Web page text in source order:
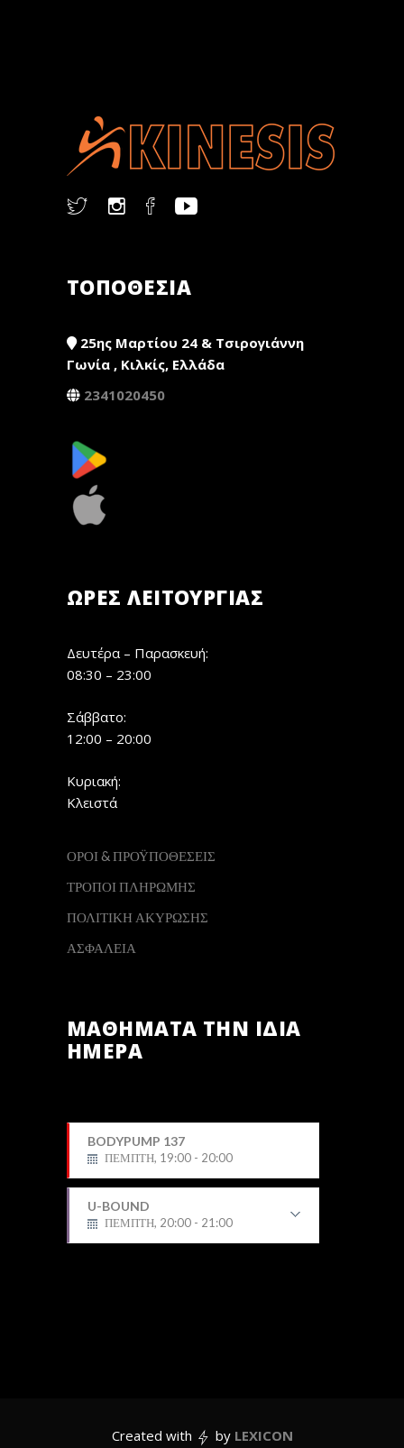
ΤΟΠΟΘΕΣΙΑ
25ης Μαρτίου 24 & Τσιρογιάννη
Γωνία , Κιλκίς, Ελλάδα
2341020450
ΏΡΕΣ ΛΕΙΤΟΥΡΓΊΑΣ
Δευτέρα – Παρασκευή:
08:30 – 23:00
Σάββατο:
12:00 – 20:00
Κυριακή:
Κλειστά
ΟΡΟΙ & ΠΡΟΫΠΟΘΕΣΕΙΣ
ΤΡΟΠΟΙ ΠΛΗΡΩΜΗΣ
ΠΟΛΙΤΙΚΗ ΑΚΥΡΩΣΗΣ
ΑΣΦΑΛΕΙΑ
ΜΑΘΗΜΑΤΑ ΤΗΝ ΙΔΙΑ
ΗΜΕΡΑ
BODYPUMP 137
ΠΕΜΠΤΗ, 19:00 - 20:00
U-BOUND
ΠΕΜΠΤΗ, 20:00 - 21:00
Φίλιππος
Created with by LEXICON